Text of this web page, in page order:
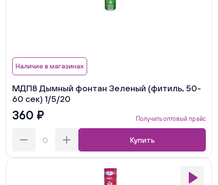
Наличие в магазинах
МДП8 Дымный фонтан Зеленый (фитиль, 50-
60 сек) 1/5/20
360 ₽ Получить оптовый прайс
Купить